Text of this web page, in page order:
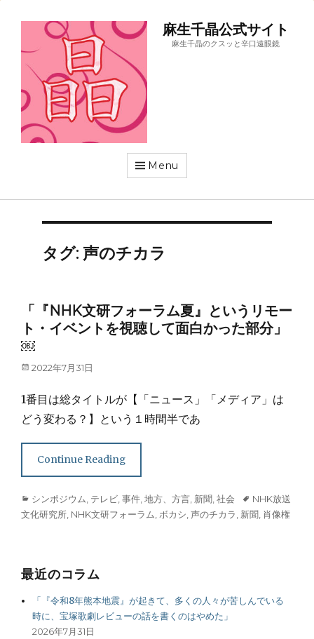
麻生千晶公式サイト
麻生千晶のクスッと辛口遠眼鏡
Menu
タグ: 声のチカラ
「『NHK文研フォーラム夏』というリモー
ト・イベントを視聴して面白かった部分」
￼
Posted
2022年7月31日
1番目は総タイトルが【「ニュース」「メディア」は
どう変わる？】という１時間半であ
Continue Reading
Categories
シンポジウム テレビ 事件 地方、方言 新聞 社会 TagsNHK放送
文化研究所 NHK文研フォーラム ボカシ 声のチカラ 新聞 肖像権
最近のコラム
「『令和8年熊本地震』が起きて、多くの人々が苦しんでいる
時に、宝塚歌劇レビューの話を書くのはやめた」
2026年7月31日